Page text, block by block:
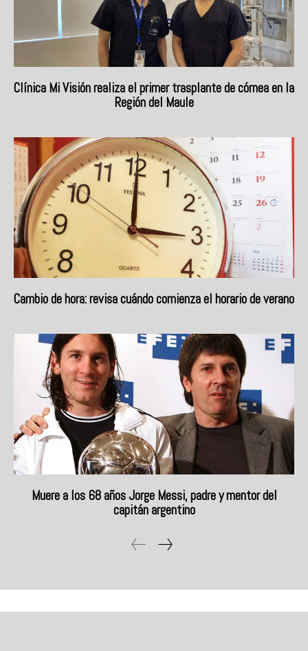
Clínica Mi Visión realiza el primer trasplante de córnea en la
Región del Maule
Cambio de hora: revisa cuándo comienza el horario de verano
Muere a los 68 años Jorge Messi, padre y mentor del
capitán argentino